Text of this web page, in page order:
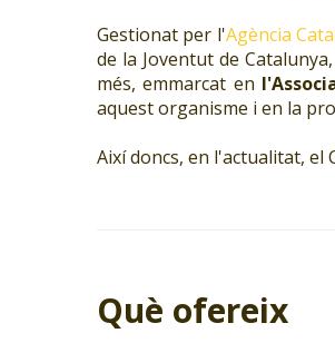
Gestionat per l'Agència
de la Joventut de
més, emmarcat en
aquest organisme i en la
Així doncs, en l'actualitat, el
Què ofereix